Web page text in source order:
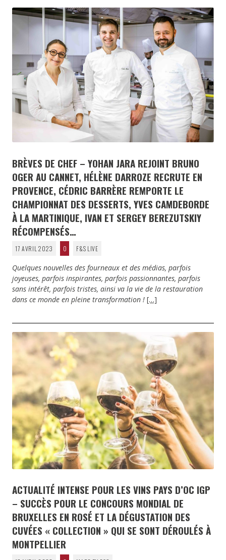
BRÈVES DE CHEF – YOHAN JARA REJOINT BRUNO
OGER AU CANNET, HÉLÈNE DARROZE RECRUTE EN
PROVENCE, CÉDRIC BARRÈRE REMPORTE LE
CHAMPIONNAT DES DESSERTS, YVES CAMDEBORDE
À LA MARTINIQUE, IVAN ET SERGEY BEREZUTSKIY
RÉCOMPENSÉS…
17 AVRIL 2023 0 F&S LIVE
Quelques nouvelles des fourneaux et des médias, parfois
joyeuses, parfois inspirantes, parfois passionnantes, parfois
sans intérêt, parfois tristes, ainsi va la vie de la restauration
dans ce monde en pleine transformation ! […]
ACTUALITÉ INTENSE POUR LES VINS PAYS D’OC IGP
– SUCCÈS POUR LE CONCOURS MONDIAL DE
BRUXELLES EN ROSÉ ET LA DÉGUSTATION DES
CUVÉES « COLLECTION » QUI SE SONT DÉROULÉS À
MONTPELLIER